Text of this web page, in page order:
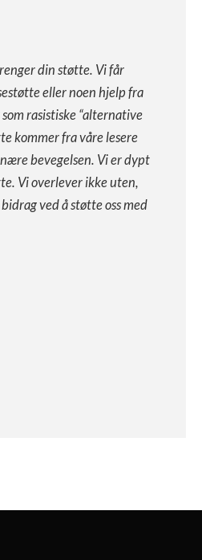
din støtte. Vi får
eller noen hjelp fra
rasistiske “alternative
kommer fra våre lesere
bevegelsen. Vi er dypt
Vi overlever ikke uten,
ved å støtte oss med